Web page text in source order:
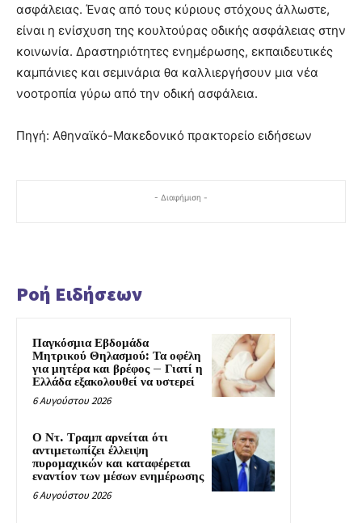
ασφάλειας. Ένας από τους κύριους στόχους άλλωστε,
είναι η ενίσχυση της κουλτούρας οδικής ασφάλειας στην
κοινωνία. Δραστηριότητες ενημέρωσης, εκπαιδευτικές
καμπάνιες και σεμινάρια θα καλλιεργήσουν μια νέα
νοοτροπία γύρω από την οδική ασφάλεια.
Πηγή: Αθηναϊκό-Μακεδονικό πρακτορείο ειδήσεων
- Διαφήμιση -
Ροή Ειδήσεων
Παγκόσμια Εβδομάδα
Μητρικού Θηλασμού: Τα οφέλη
για μητέρα και βρέφος – Γιατί η
Ελλάδα εξακολουθεί να υστερεί
6 Αυγούστου 2026
Ο Ντ. Τραμπ αρνείται ότι
αντιμετωπίζει έλλειψη
πυρομαχικών και καταφέρεται
εναντίον των μέσων ενημέρωσης
6 Αυγούστου 2026